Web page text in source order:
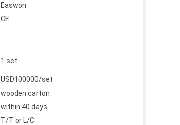
Easwon
CE
1 set
USD100000/set
wooden carton
within 40 days
T/T or L/C